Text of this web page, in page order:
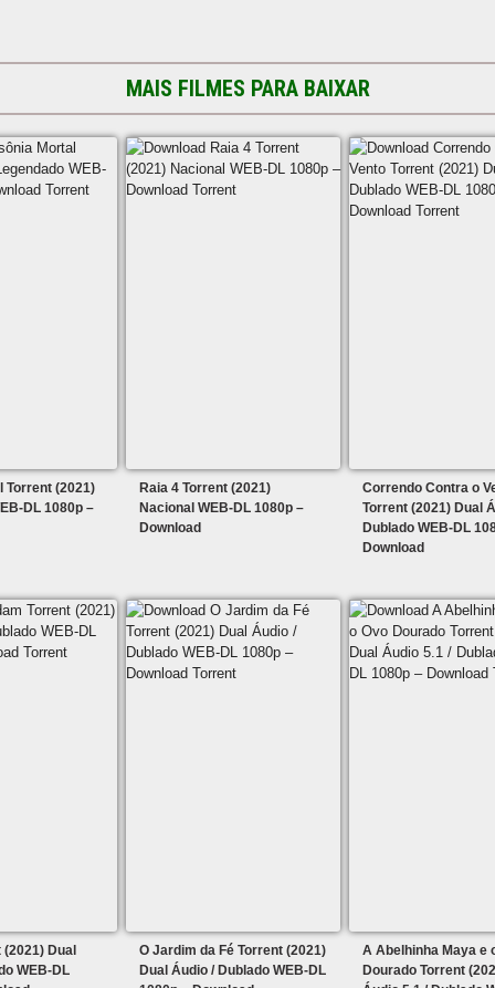
MAIS FILMES PARA BAIXAR
Torrent (2021)
DL 1080p –
Raia 4 Torrent (2021)
Nacional WEB-DL 1080p –
Download
Correndo Contra o
Torrent (2021) Dual
Dublado WEB-DL
Download
Dual
WEB-DL
O Jardim da Fé Torrent (2021)
Dual Áudio / Dublado WEB-DL
A Abelhinha Maya e
Dourado Torrent